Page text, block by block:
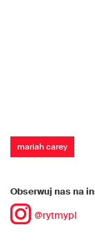
mariah carey
Obserwuj nas na
@rytmypl